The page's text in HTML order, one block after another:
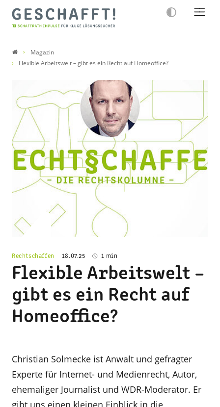
Magazin
Flexible Arbeitswelt – gibt es ein Recht auf Homeoffice?
Rechtschaffen 18.07.25 1 min
Flexible Arbeitswelt –
gibt es ein Recht auf
Homeoffice?
Christian Solmecke ist Anwalt und gefragter
Experte für Internet- und Medienrecht, Autor,
ehemaliger Journalist und WDR-Moderator. Er
gibt uns einen kleinen Einblick in die